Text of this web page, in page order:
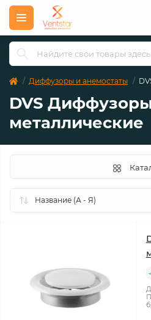
Диффузоры и анемостаты
DVS
металлические